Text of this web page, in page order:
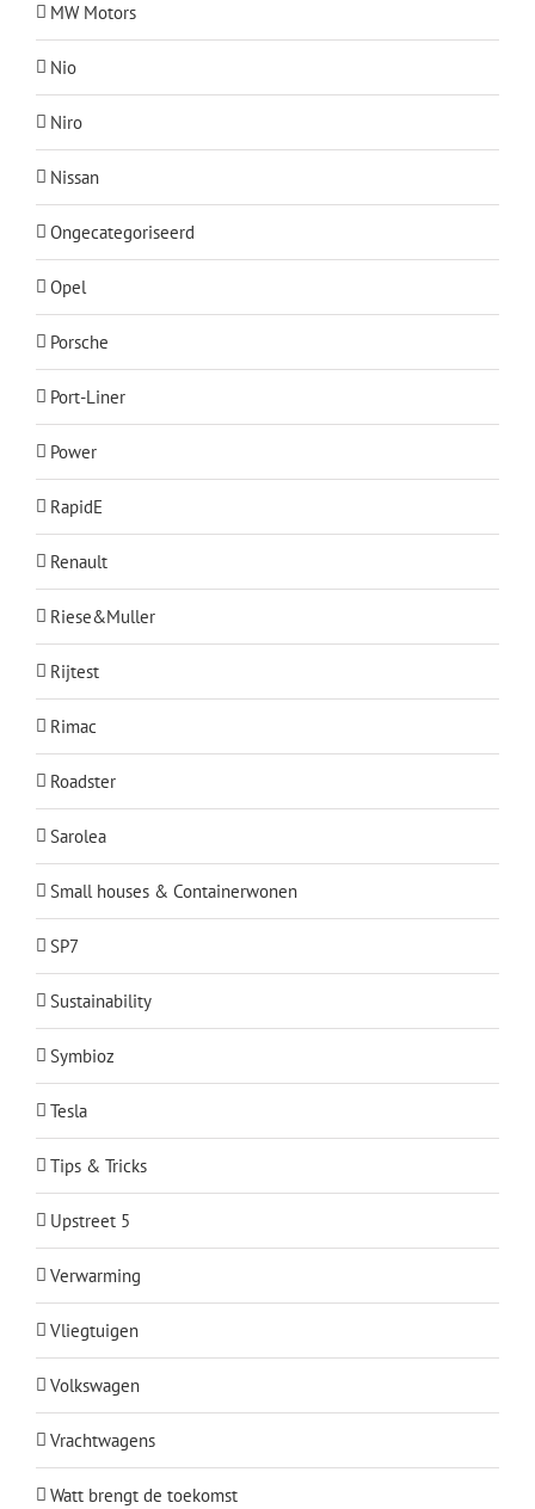
MW Motors
Nio
Niro
Nissan
Ongecategoriseerd
Opel
Porsche
Port-Liner
Power
RapidE
Renault
Riese&Muller
Rijtest
Rimac
Roadster
Sarolea
Small houses & Containerwonen
SP7
Sustainability
Symbioz
Tesla
Tips & Tricks
Upstreet 5
Verwarming
Vliegtuigen
Volkswagen
Vrachtwagens
Watt brengt de toekomst